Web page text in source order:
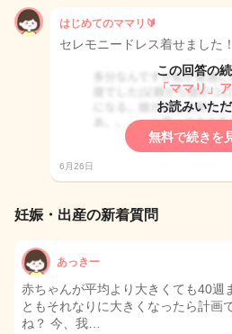
はじめてのママリ🔰
セレモニードレス着せました
この回答の
「ママリ」
お読みいた
無料で続きを
6月26日
妊娠・出産の新着質問
あっきー
赤ちゃんが平均より大きくても40週
ともそれなりに大きくなったら計画
ね？ 今、我…